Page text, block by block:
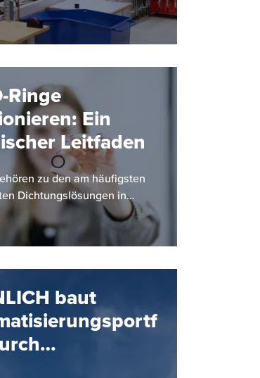
Ringe
Ein
Leitfaden
zu den am häufigsten
Dichtungslösungen in
Anwendungen. Ihre einfache
Zuverlässigkeit und…
baut